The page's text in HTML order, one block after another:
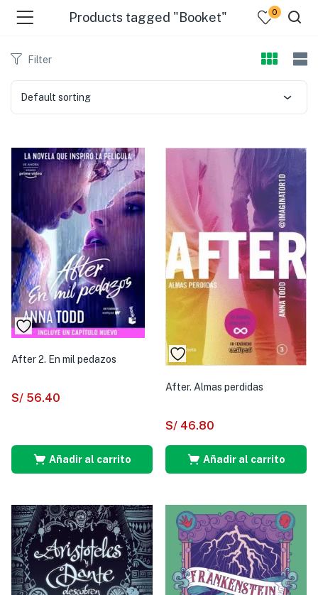
Products tagged "Booket" 0
Filter
Default sorting
After 2. En mil pedazos
S/ 56.40
Añadir al carrito
After. Almas perdidas
S/ 46.80
Añadir al carrito